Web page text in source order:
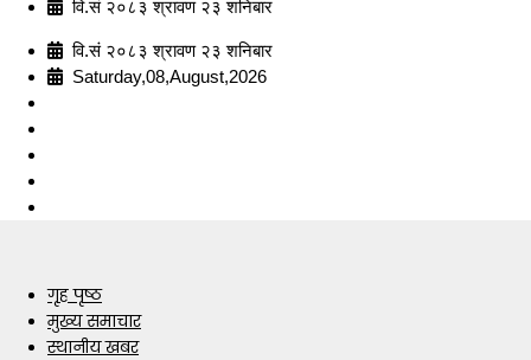
वि.सं २०८३ श्रावण २३ शनिबार
वि.सं २०८३ श्रावण २३ शनिबार
Saturday,08,August,2026
गृह पृष्ठ
मुख्य समाचार
स्थानीय खबर